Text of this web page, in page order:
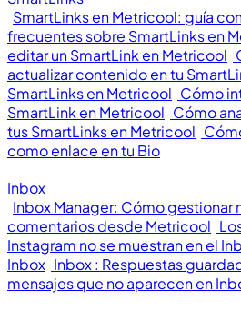
SmartLinks en Metricool: guía
frecuentes sobre SmartLinks en
editar un SmartLink en Metricool
actualizar contenido en tu
SmartLinks en Metricool Cómo
SmartLink en Metricool Cómo
tus SmartLinks en Metricool
como enlace en tu Bio
Inbox
Inbox Manager: Cómo gestionar
comentarios desde Metricool
Instagram no se muestran en el
Inbox Inbox : Respuestas
mensajes que no aparecen en